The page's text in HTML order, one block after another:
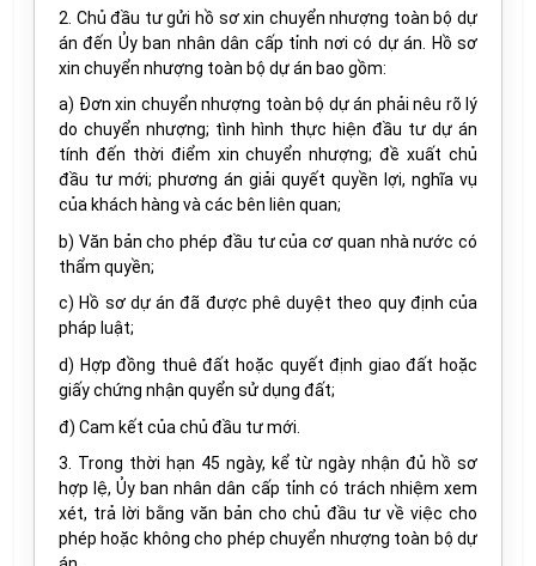
2. Chủ đầu tư gửi hồ sơ xin chuyển nhượng toàn bộ dự
án đến Ủy ban nhân dân cấp tỉnh nơi có dự án. Hồ sơ
xin chuyển nhượng toàn bộ dự án bao gồm:
a) Đơn xin chuyển nhượng toàn bộ dự án phải nêu rõ lý
do chuyển nhượng; tình hình thực hiện đầu tư dự án
tính đến thời điểm xin chuyển nhượng; đề xuất chủ
đầu tư mới; phương án giải quyết quyền lợi, nghĩa vụ
của khách hàng và các bên liên quan;
b) Văn bản cho phép đầu tư của cơ quan nhà nước có
thẩm quyền;
c) Hồ sơ dự án đã được phê duyệt theo quy định của
pháp luật;
d) Hợp đồng thuê đất hoặc quyết định giao đất hoặc
giấy chứng nhận quyển sử dụng đất;
đ) Cam kết của chủ đầu tư mới.
3. Trong thời hạn 45 ngày, kể từ ngày nhận đủ hồ sơ
hợp lệ, Ủy ban nhân dân cấp tỉnh có trách nhiệm xem
xét, trả lời bằng văn bản cho chủ đầu tư về việc cho
phép hoặc không cho phép chuyển nhượng toàn bộ dự